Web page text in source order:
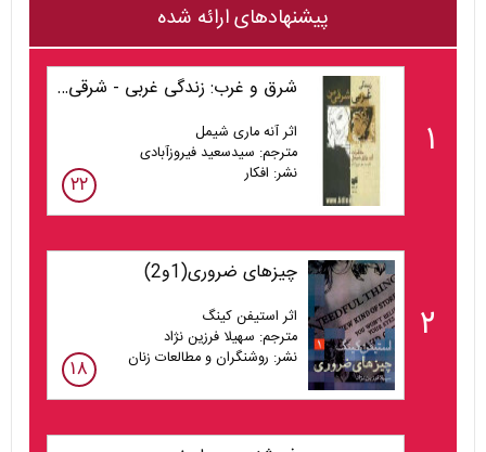
پیشنهادهای ارائه شده
۱
شرق و غرب: زندگی غربی - شرقی من
اثر آنه ماری شیمل
مترجم: سیدسعید فیروزآبادی
نشر: افکار
۲۲
۲
چیزهای ضروری(1و2)
اثر استیفن کینگ
مترجم: سهیلا فرزین نژاد
نشر: روشنگران و مطالعات زنان
۱۸